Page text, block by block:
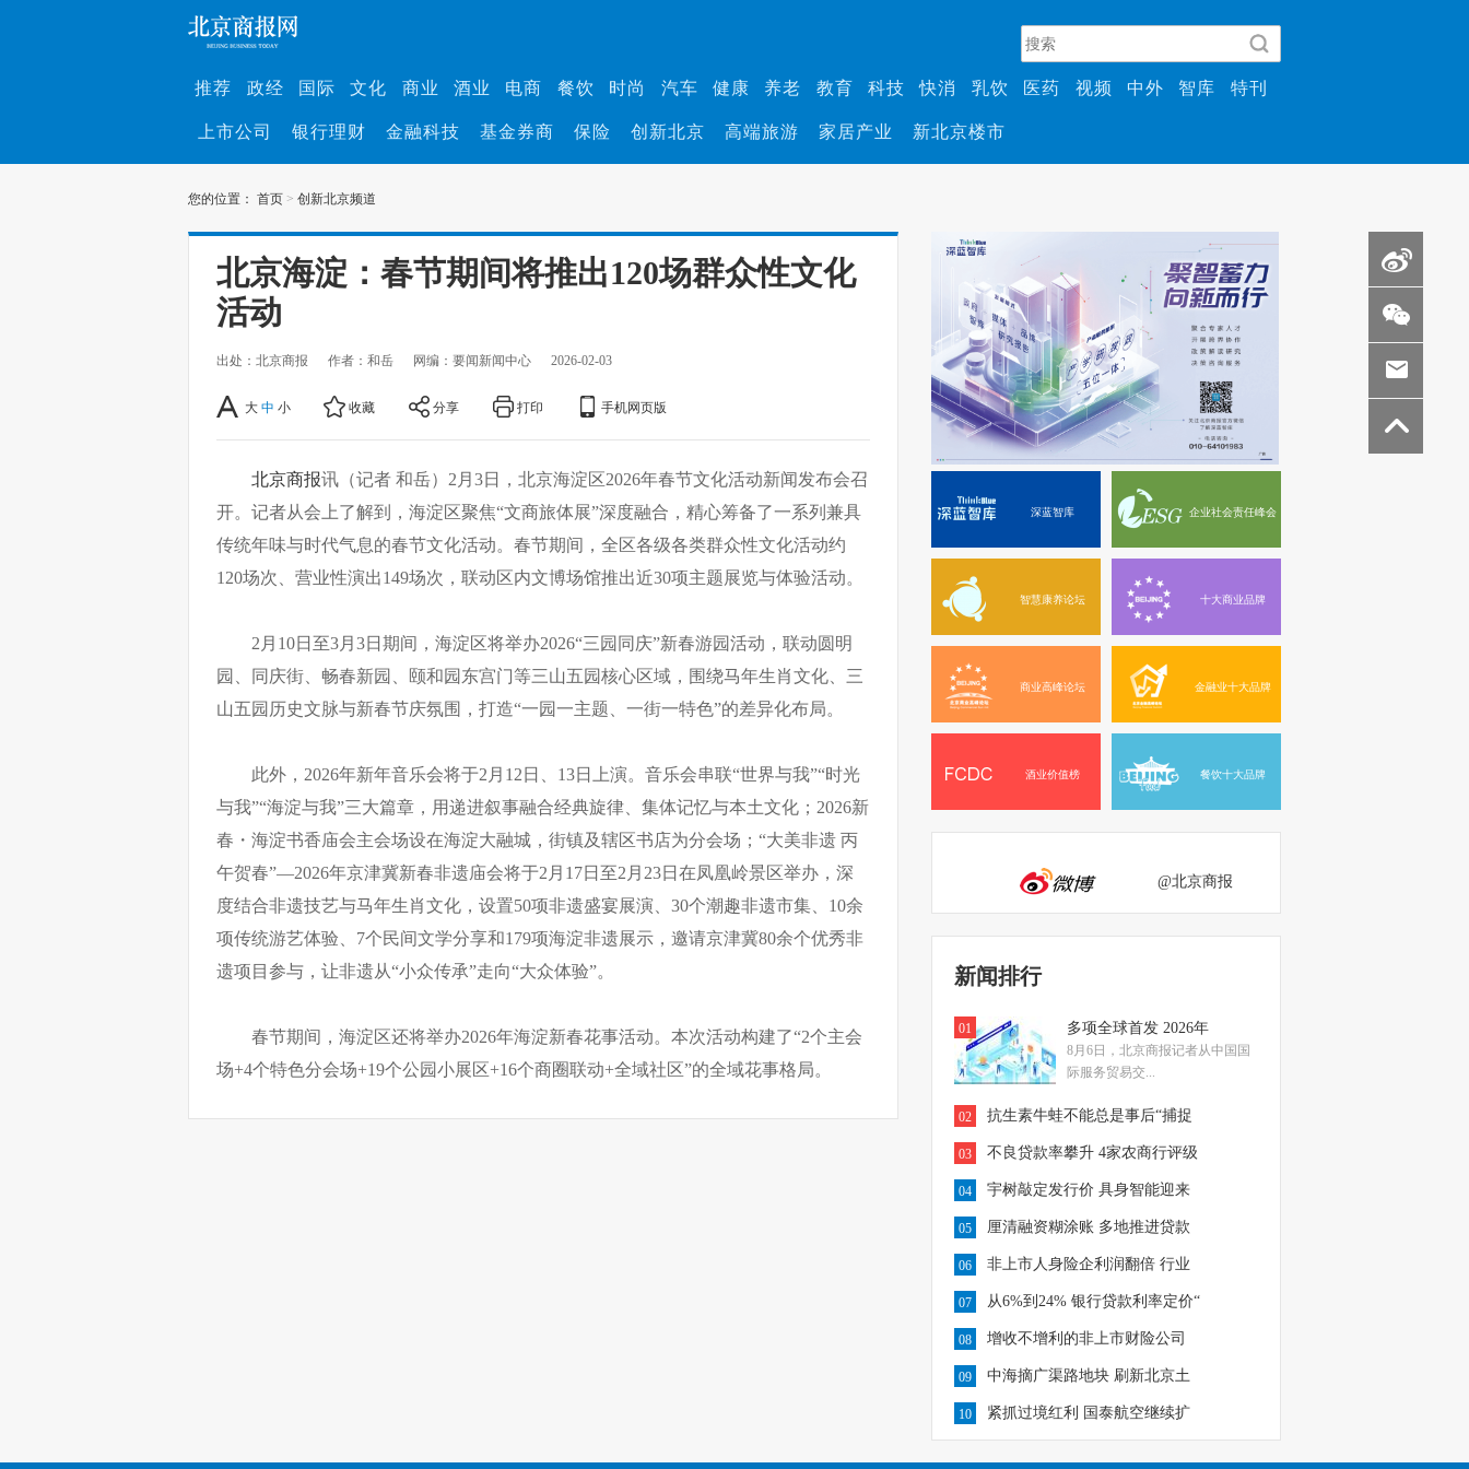
推荐 政经 国际 文化 商业 酒业 电商 餐饮 时尚 汽车 健康 养老 教育 科技 快消 乳饮 医药 视频 中外 智库 特刊
上市公司 银行理财 金融科技 基金券商 保险 创新北京 高端旅游 家居产业 新北京楼市
您的位置： 首页 > 创新北京频道
北京海淀：春节期间将推出120场群众性文化
活动
出处：北京商报 作者：和岳 网编：要闻新闻中心 2026-02-03
大 中 小 收藏 分享 打印 手机网页版
北京商报讯（记者 和岳）2月3日，北京海淀区2026年春节文化活动新闻发布会召
开。记者从会上了解到，海淀区聚焦“文商旅体展”深度融合，精心筹备了一系列兼具
传统年味与时代气息的春节文化活动。春节期间，全区各级各类群众性文化活动约
120场次、营业性演出149场次，联动区内文博场馆推出近30项主题展览与体验活动。
2月10日至3月3日期间，海淀区将举办2026“三园同庆”新春游园活动，联动圆明
园、同庆街、畅春新园、颐和园东宫门等三山五园核心区域，围绕马年生肖文化、三
山五园历史文脉与新春节庆氛围，打造“一园一主题、一街一特色”的差异化布局。
此外，2026年新年音乐会将于2月12日、13日上演。音乐会串联“世界与我”“时光
与我”“海淀与我”三大篇章，用递进叙事融合经典旋律、集体记忆与本土文化；2026新
春・海淀书香庙会主会场设在海淀大融城，街镇及辖区书店为分会场；“大美非遗 丙
午贺春”—2026年京津冀新春非遗庙会将于2月17日至2月23日在凤凰岭景区举办，深
度结合非遗技艺与马年生肖文化，设置50项非遗盛宴展演、30个潮趣非遗市集、10余
项传统游艺体验、7个民间文学分享和179项海淀非遗展示，邀请京津冀80余个优秀非
遗项目参与，让非遗从“小众传承”走向“大众体验”。
春节期间，海淀区还将举办2026年海淀新春花事活动。本次活动构建了“2个主会
场+4个特色分会场+19个公园小展区+16个商圈联动+全域社区”的全域花事格局。
深蓝智库 企业社会责任峰会
智慧康养论坛 十大商业品牌
商业高峰论坛 金融业十大品牌
酒业价值榜 餐饮十大品牌
@北京商报
新闻排行
01 多项全球首发 2026年
8月6日，北京商报记者从中国国
际服务贸易交...
02 抗生素牛蛙不能总是事后“捕捉
03 不良贷款率攀升 4家农商行评级
04 宇树敲定发行价 具身智能迎来
05 厘清融资糊涂账 多地推进贷款
06 非上市人身险企利润翻倍 行业
07 从6%到24% 银行贷款利率定价“
08 增收不增利的非上市财险公司
09 中海摘广渠路地块 刷新北京土
10 紧抓过境红利 国泰航空继续扩